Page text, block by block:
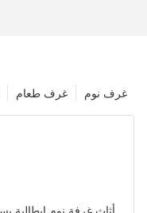
غرف نوم غرف طعام